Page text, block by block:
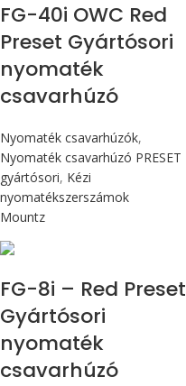
FG-40i OWC Red
Preset Gyártósori
nyomaték
csavarhúzó
Nyomaték csavarhúzók,
Nyomaték csavarhúzó PRESET
gyártósori, Kézi
nyomatékszerszámok
Mountz
FG-8i – Red Preset
Gyártósori
nyomaték
csavarhúzó